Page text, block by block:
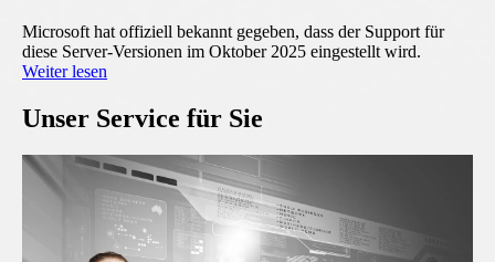
Microsoft hat offiziell bekannt gegeben, dass der Support für
diese Server-Versionen im Oktober 2025 eingestellt wird.
Weiter lesen
Unser Service für Sie